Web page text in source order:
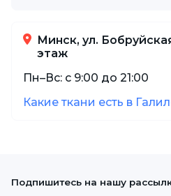
Минск, ул.
этаж
Пн–Вс: с 9:00 до 21:00
Какие ткани есть в
Подпишитесь на нашу